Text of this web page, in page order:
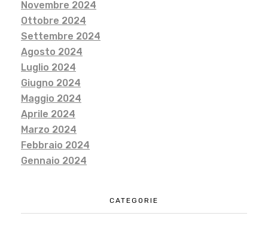
Novembre 2024
Ottobre 2024
Settembre 2024
Agosto 2024
Luglio 2024
Giugno 2024
Maggio 2024
Aprile 2024
Marzo 2024
Febbraio 2024
Gennaio 2024
CATEGORIE